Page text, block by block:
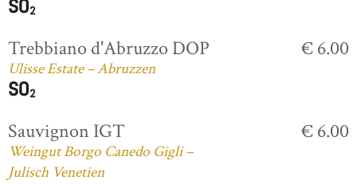
Trebbiano d'Abruzzo DOP
Ulisse Estate – Abruzzen
€ 6.00
Sauvignon IGT
Weingut Borgo Canedo Gigli –
Julisch Venetien
€ 6.00